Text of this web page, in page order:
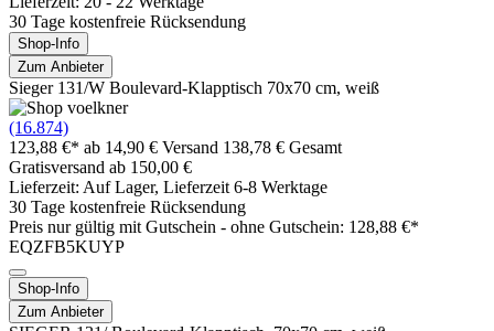
30 Tage kostenfreie Rücksendung
Shop-Info
Zum Anbieter
Sieger 131/W Boulevard-Klapptisch 70x70 cm, weiß
(16.874)
123,88 €* ab 14,90 € Versand 138,78 € Gesamt
Gratisversand ab 150,00 €
Lieferzeit: Auf Lager, Lieferzeit 6-8 Werktage
30 Tage kostenfreie Rücksendung
Preis nur gültig mit Gutschein - ohne Gutschein: 128,88 €*
EQZFB5KUYP
Shop-Info
Zum Anbieter